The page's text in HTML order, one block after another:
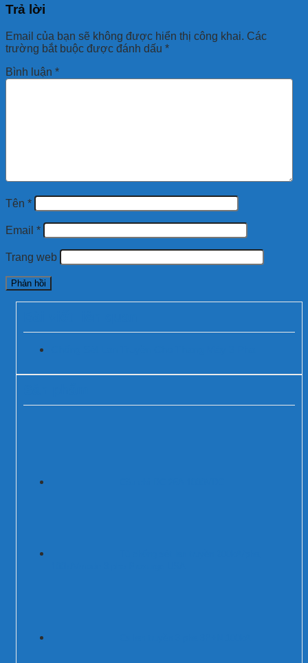
Trả lời
Email của bạn sẽ không được hiển thị công khai. Các
trường bắt buộc được đánh dấu *
Bình luận *
Tên *
Email *
Trang web